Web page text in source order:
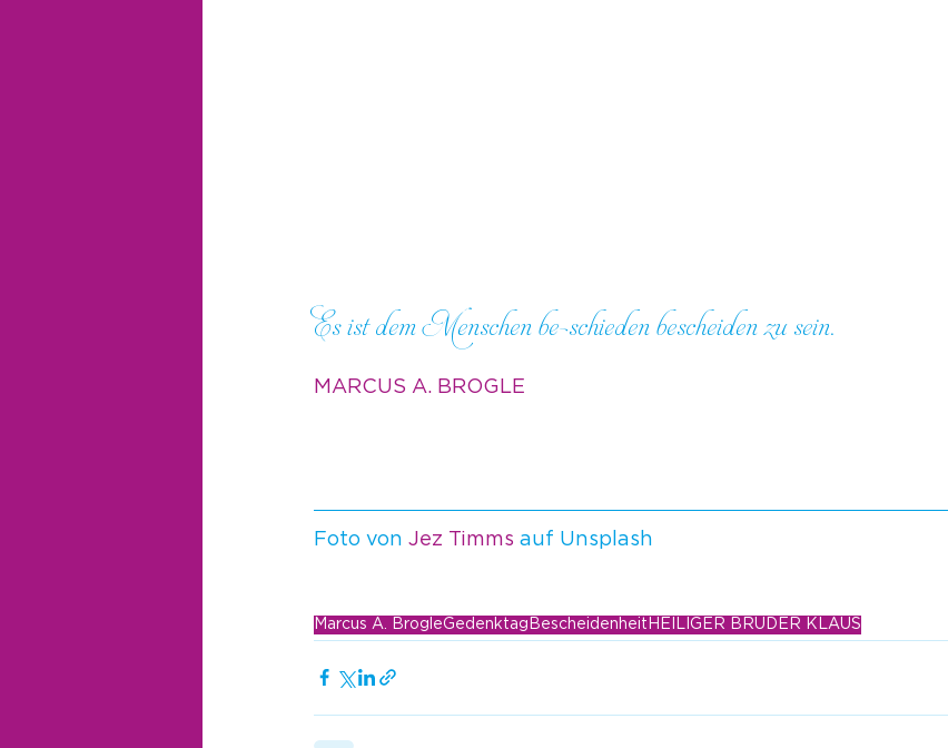
Es ist dem Menschen be-schieden bescheiden zu sein.
MARCUS A. BROGLE
Foto von Jez Timms auf Unsplash
Marcus A. BrogleGedenktag Bescheidenheit HEILIGER BRUDER KLAUS